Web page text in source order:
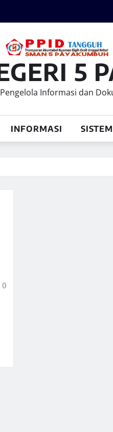
5
Informasi dan
INFORMASI
0